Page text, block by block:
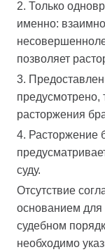
2. Только
именно:
позволяет
3.
предусмотрено,
расторжения
4. Расторжение
суду.
Отсутствие
основанием для
судебном
необходимо